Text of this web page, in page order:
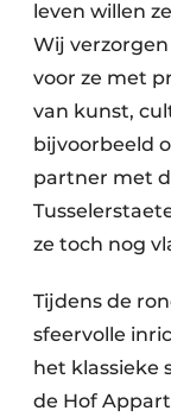
leven willen
Wij
voor ze met
van kunst,
bijvoorbeeld
partner met
ze toch nog
Tijdens de
sfeervolle
het klassieke
de Hof